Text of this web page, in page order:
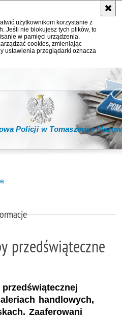
użytkownikom korzystanie z
Jeśli nie blokujesz tych plików, to
w pamięci urządzenia.
cookies, zmieniając
ustawienia przeglądarki oznacza
Policji w Tomaszowie
przedświąteczne
handlowych,
Zaaferowani